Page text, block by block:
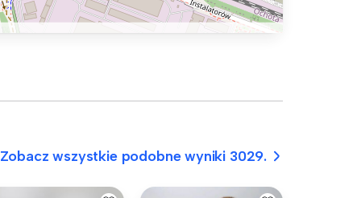
Zobacz wszystkie podobne wyniki 3029.